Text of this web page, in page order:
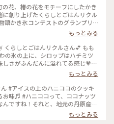
#四
出
花、椿の花をモチーフにしたかき
創り上げたくらしとごはんリクル
語かき氷コンテストのグランプリ
ももとすもものかき氷シロップを
花びらの部分にし、トップのミカン
はアイスとタピオカは、雪と種を
ても美しく、工夫もされています
トになって、とっても美味しいシ
とすもも、どちらも単体で美味しい
ゃあ、美味しいよね〜😋😋 こない
、これを食べるために、来ちゃっ
しながら、食べて、写真撮るあやし
ーー(๑>◡<๑) 発売されて急いで、
をモチーフって、奥ゆかしいお店
とても良心的なお値段で、高校
もっとみる
らしとごはんリクルさん💕 もも
の氷の上に、シロップはハチミツ
さがふんだんに溢れてる感じ💗も
ももは甘酸っぱいー大人女子向け😉
くないケド、どうしてー？？と聞い
色ということでした👀🌟ミルク感
夏旅2019 #ひんやり
わたしの街 #ゴーラー隊
もっとみる
キ
お味♬ #ハニココって、ココナッツ
ですね！それと、地元の丹原産の
ノーラをトッピング！ #アイスは高
🍨 #モロッコチーズケ
もっとみる